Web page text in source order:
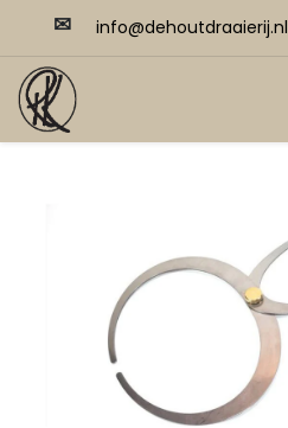
✉ ​​info@dehoutdraaierij.nl